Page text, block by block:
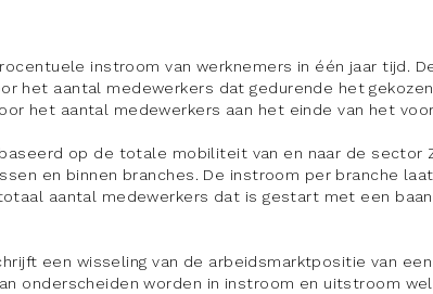
instroom van werknemers in één jaar tijd.
het aantal medewerkers dat gedurende het
het aantal medewerkers aan het einde van het
op de totale mobiliteit van en naar de sector
en binnen branches. De instroom per branche
aantal medewerkers dat is gestart met een
een wisseling van de arbeidsmarktpositie van
onderscheiden worden in instroom en uitstroom